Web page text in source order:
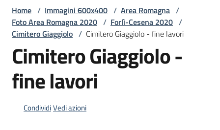
e la
protezione
civile
Argomenti
Home / Immagini 600x400 / Area Romagna /
Foto Area Romagna 2020 / Forlì-Cesena 2020 /
Cimitero Giaggiolo / Cimitero Giaggiolo - fine lavori
Cimitero Giaggiolo -
fine lavori
CondividiVedi azioni